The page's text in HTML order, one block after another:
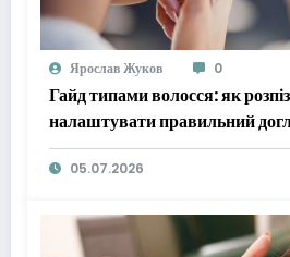
Ярослав Жуков 0
Гайд типами волосся: як
налаштувати правильний
05.07.2026